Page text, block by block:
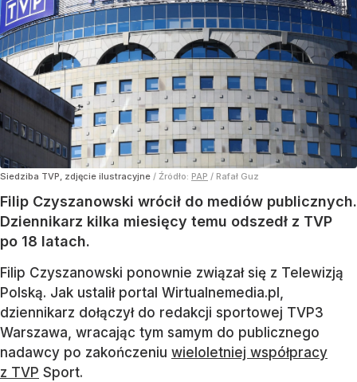
Siedziba TVP, zdjęcie ilustracyjne / Źródło: PAP / Rafał Guz
Filip Czyszanowski wrócił do mediów publicznych.
Dziennikarz kilka miesięcy temu odszedł z TVP
po 18 latach.
Filip Czyszanowski ponownie związał się z Telewizją
Polską. Jak ustalił portal Wirtualnemedia.pl,
dziennikarz dołączył do redakcji sportowej TVP3
Warszawa, wracając tym samym do publicznego
nadawcy po zakończeniu wieloletniej współpracy
z TVP Sport.